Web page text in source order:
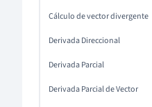
Cálculo de vector divergente
Derivada Direccional
Derivada Parcial
Derivada Parcial de Vector